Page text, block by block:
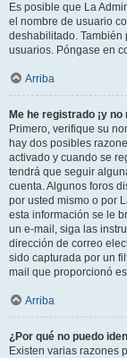
Es posible que La
el nombre de usuario
deshabilitado.
usuarios. Póngase en
Arriba
Me he registrado ¡y
Primero, verifique su
hay dos posibles
activado y cuando se
tendrá que seguir
cuenta. Algunos foros
por usted mismo o por
esta información se le
un e-mail, siga las
dirección de correo
sido capturada por un
mail que proporcionó
Arriba
¿Por qué no puedo
Existen varias razones